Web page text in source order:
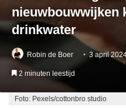
nieuwbouwwijken
drinkwater
Robin de Boer 3 april
2 minuten leestijd
Foto: Pexels/cottonbro studio